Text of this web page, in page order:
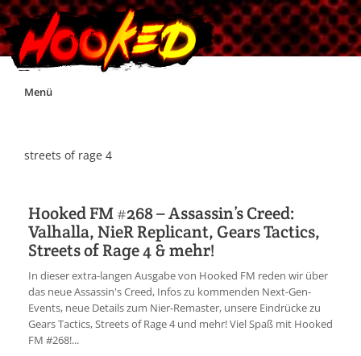
Skip
Menü
Impressum
Jobs
Discord
streets of rage 4
Hooked FM #268 – Assassin’s Creed:
Valhalla, NieR Replicant, Gears Tactics,
Streets of Rage 4 & mehr!
In dieser extra-langen Ausgabe von Hooked FM reden wir über
das neue Assassin's Creed, Infos zu kommenden Next-Gen-
Events, neue Details zum Nier-Remaster, unsere Eindrücke zu
Gears Tactics, Streets of Rage 4 und mehr! Viel Spaß mit Hooked
FM #268!...